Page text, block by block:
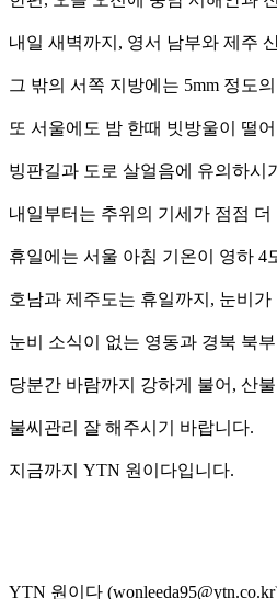
내일 새벽까지, 영서 남부와 제주
그 밖의 서쪽 지방에는 5mm 정도
또 서울에도 밤 한때 빗방울이 떨
빙판길과 도로 살얼음에 유의하시
내일부터는 추위의 기세가 점점 더
휴일에는 서울 아침 기온이 영하 4
호남과 제주도는 휴일까지, 눈비
눈비 소식이 없는 영동과 경북 북
당분간 바람까지 강하게 불어, 산
불씨관리 잘 해주시기 바랍니다.
지금까지 YTN 원이다입니다.
YTN 원이다